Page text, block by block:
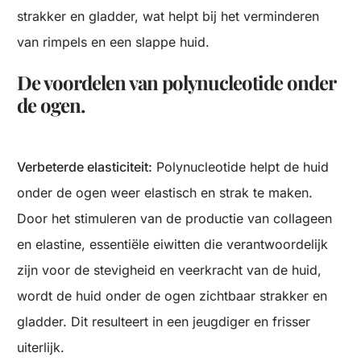
strakker en gladder, wat helpt bij het verminderen
van rimpels en een slappe huid.
De voordelen van polynucleotide onder
de ogen.
Verbeterde elasticiteit: Polynucleotide helpt de huid
onder de ogen weer elastisch en strak te maken.
Door het stimuleren van de productie van collageen
en elastine, essentiële eiwitten die verantwoordelijk
zijn voor de stevigheid en veerkracht van de huid,
wordt de huid onder de ogen zichtbaar strakker en
gladder. Dit resulteert in een jeugdiger en frisser
uiterlijk.